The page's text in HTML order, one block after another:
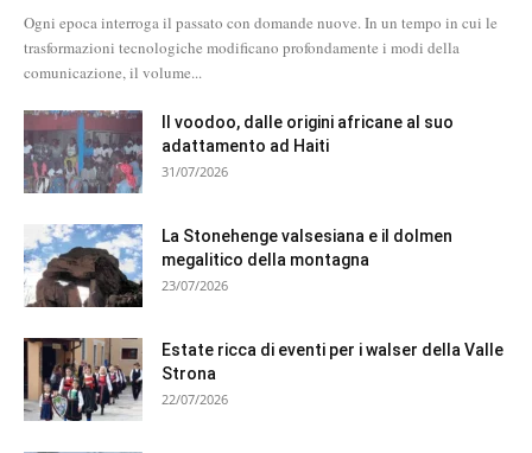
Ogni epoca interroga il passato con domande nuove. In un tempo in cui le
trasformazioni tecnologiche modificano profondamente i modi della
comunicazione, il volume...
Il voodoo, dalle origini africane al suo
adattamento ad Haiti
31/07/2026
La Stonehenge valsesiana e il dolmen
megalitico della montagna
23/07/2026
Estate ricca di eventi per i walser della Valle
Strona
22/07/2026